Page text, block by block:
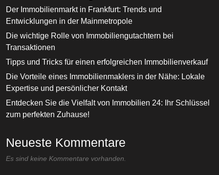
Der Immobilienmarkt in Frankfurt: Trends und
Entwicklungen in der Mainmetropole
Die wichtige Rolle von Immobiliengutachtern bei
Transaktionen
Tipps und Tricks für einen erfolgreichen Immobilienverkauf
Die Vorteile eines Immobilienmaklers in der Nähe: Lokale
Expertise und persönlicher Kontakt
Entdecken Sie die Vielfalt von Immobilien 24: Ihr Schlüssel
zum perfekten Zuhause!
Neueste Kommentare
Es sind keine Kommentare vorhanden.